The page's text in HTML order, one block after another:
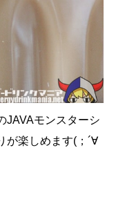
JAVAモンスターシ
が楽しめます(；´∀